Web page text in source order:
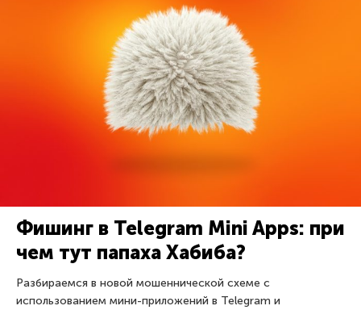
Фишинг в Telegram Mini Apps: при
чем тут папаха Хабиба?
Разбираемся в новой мошеннической схеме с
использованием мини-приложений в Telegram и